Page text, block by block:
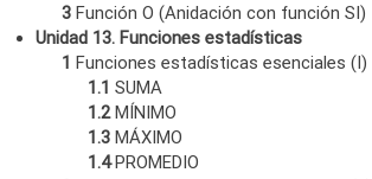
3 Función O (Anidación con función SI)
Unidad 13. Funciones estadísticas
1 Funciones estadísticas esenciales (I)
1.1 SUMA
1.2MÍNIMO
1.3 MÁXIMO
1.4PROMEDIO